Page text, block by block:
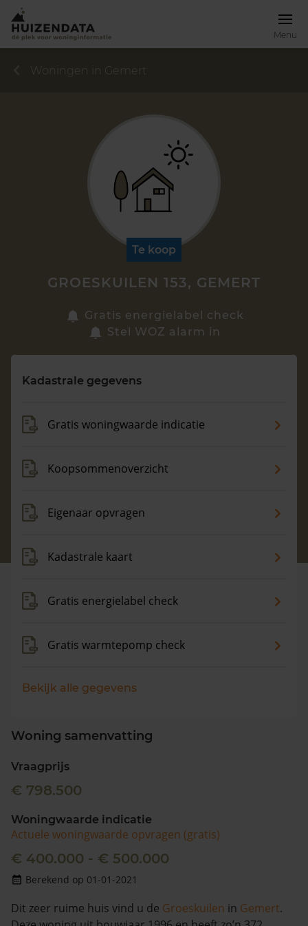
Menu
Zoek een woning
Maandag t/m vrijdag - 08:00 -18:00
Woningen in Gemert
Te koop
GROESKUILEN 153, GEMERT
Gratis energielabel check
Stel WOZ alarm in
Kadastrale gegevens
Gratis woningwaarde indicatie
Koopsommenoverzicht
Eigenaar opvragen
Kadastrale kaart
Gratis energielabel check
Gratis warmtepomp check
Bekijk alle gegevens
Woning samenvatting
Vraagprijs
€ 798.500
Woningwaarde indicatie
Actuele woningwaarde opvragen (gratis)
€ 400.000 - € 500.000
Berekend op 01-01-2021
Dit zeer ruime huis vind u de Groeskuilen in Gemert.